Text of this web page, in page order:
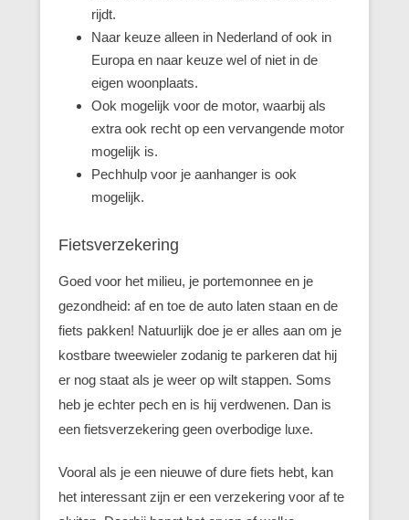
rijdt.
Naar keuze alleen in Nederland of ook in
Europa en naar keuze wel of niet in de
eigen woonplaats.
Ook mogelijk voor de motor, waarbij als
extra ook recht op een vervangende motor
mogelijk is.
Pechhulp voor je aanhanger is ook
mogelijk.
Fietsverzekering
Goed voor het milieu, je portemonnee en je
gezondheid: af en toe de auto laten staan en de
fiets pakken! Natuurlijk doe je er alles aan om je
kostbare tweewieler zodanig te parkeren dat hij
er nog staat als je weer op wilt stappen. Soms
heb je echter pech en is hij verdwenen. Dan is
een fietsverzekering geen overbodige luxe.
Vooral als je een nieuwe of dure fiets hebt, kan
het interessant zijn er een verzekering voor af te